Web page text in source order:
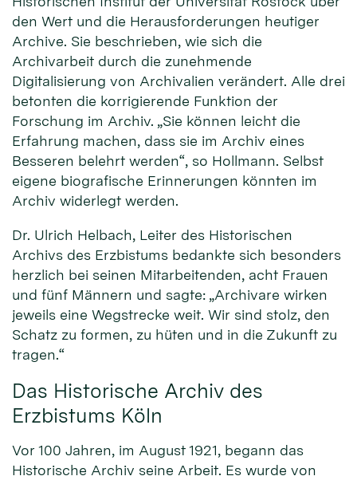
den Wert und die Herausforderungen heutiger
Archive. Sie beschrieben, wie sich die
Archivarbeit durch die zunehmende
Digitalisierung von Archivalien verändert. Alle drei
betonten die korrigierende Funktion der
Forschung im Archiv. „Sie können leicht die
Erfahrung machen, dass sie im Archiv eines
Besseren belehrt werden“, so Hollmann. Selbst
eigene biografische Erinnerungen könnten im
Archiv widerlegt werden.
Dr. Ulrich Helbach, Leiter des Historischen
Archivs des Erzbistums bedankte sich besonders
herzlich bei seinen Mitarbeitenden, acht Frauen
und fünf Männern und sagte: „Archivare wirken
jeweils eine Wegstrecke weit. Wir sind stolz, den
Schatz zu formen, zu hüten und in die Zukunft zu
tragen.“
Das Historische Archiv des
Erzbistums Köln
Vor 100 Jahren, im August 1921, begann das
Historische Archiv seine Arbeit. Es wurde von